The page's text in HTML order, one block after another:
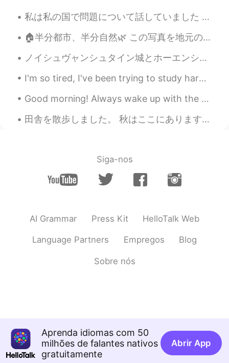
yuki 2020.02.16 07:37
とっても美味しそうですね😋日本語では最
初から、ゼロから、という意味だそうです
🙌
Minami 2020.02.16 07:36
私は私の国で問題について話していました 女性は夜一人で出かけることができません、さもなければ彼らは殺されます そして、この男はこの厄介なコメントをしました...このアプリでこの種の人は何をしてい...
🏠半分都市、半分自然🌿 この写真を地元の通りで撮りました。写真の2つの部分のコントラストが気に入っています。 住宅地であっても、自然を満喫できる場所が大切です。 🌲🌳🌲🌳🌲🌳🌲 🏠 Ha...
ノイシュヴャンシュタイン城とホーエンシュヴァンガウ城 노이슈반슈타인 성 과 호엔슈방가우 성 🇩🇪 They are located close to Füssen, a really bea...
I'm so tired, I've been trying to study hard. I think I'm going to drink more coffee. What are yo...
Good morning! Always wake up with the feeling that today could be the most beautiful day of your ...
田舎を散歩しました。 秋はここにあります... 私の友人はこのジャックスケリントンカボチャを作りました 🎃 I took a walk in the countryside. Autumn...
Siga-nos
AI Grammar Press Kit HelloTalk Web
Language Partners Empregos Blog
Sobre nós
Aprenda idiomas com 50
milhões de falantes nativos
gratuitamente
Abrir App